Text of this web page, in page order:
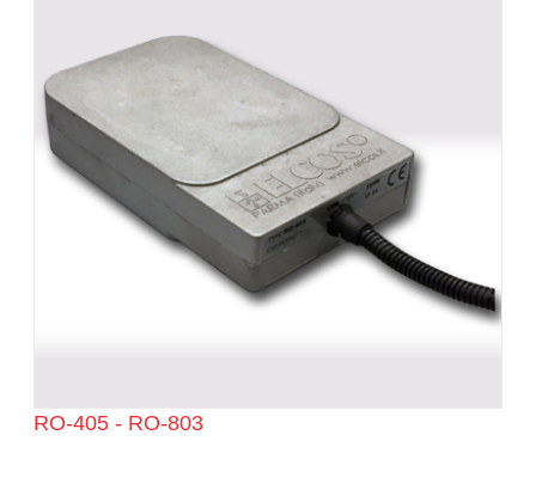
RO-405 - RO-803